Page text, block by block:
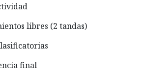
libres (2 tandas)
final